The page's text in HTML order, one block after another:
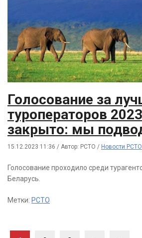
Голосование за
туроператоров
закрыто: мы
15.12.2023 11:36 / Автор: РСТО / Новости РСТО
Голосование проходило среди
Беларусь.
Метки: РСТО